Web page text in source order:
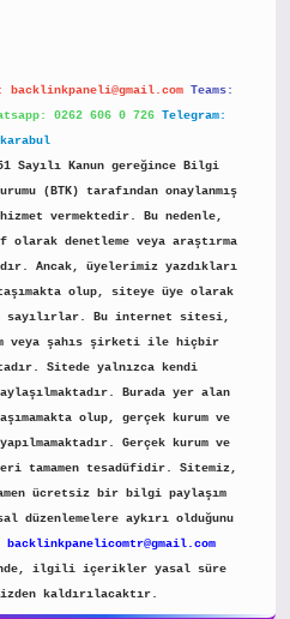
backlinkpaneli@gmail.com Teams:
0262 606 0 726 Telegram:
Sayılı Kanun gereğince Bilgi
(BTK) tarafından onaylanmış
vermektedir. Bu nedenle,
denetleme veya araştırma
Ancak, üyelerimiz yazdıkları
olup, siteye üye olarak
sayılırlar. Bu internet sitesi,
veya şahıs şirketi ile hiçbir
Sitede yalnızca kendi
Burada yer alan
olup, gerçek kurum ve
Gerçek kurum ve
tamamen tesadüfidir. Sitemiz,
ücretsiz bir bilgi paylaşım
düzenlemelere aykırı olduğunu
backlinkpanelicomtr@gmail.com
ilgili içerikler yasal süre
kaldırılacaktır.